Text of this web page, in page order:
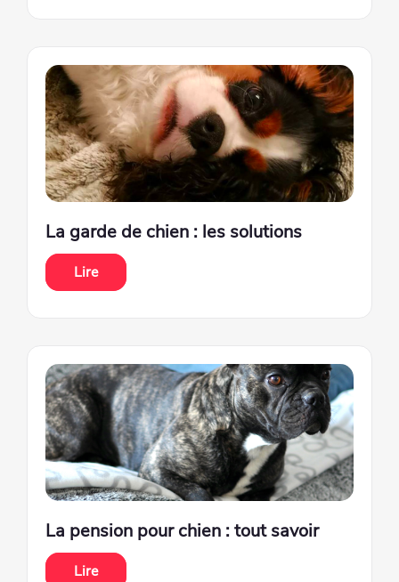
La garde de chien : les solutions
Lire
La pension pour chien : tout savoir
Lire